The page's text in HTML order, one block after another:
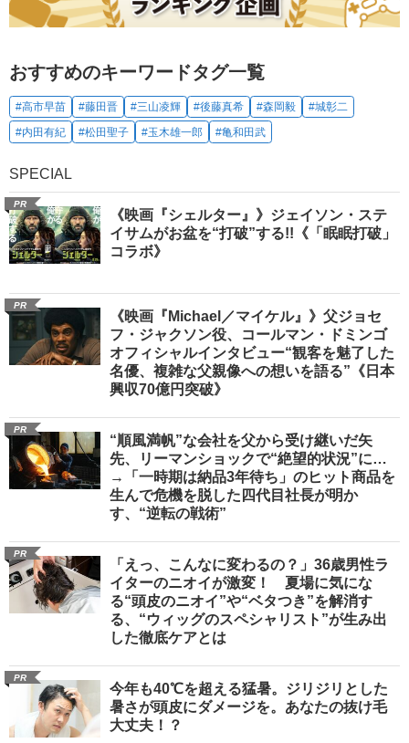
おすすめのキーワードタグ一覧
#高市早苗 #藤田晋 #三山凌輝 #後藤真希 #森岡毅
#城彰二
#内田有紀
#松田聖子 #玉木雄一郎 #亀和田武
SPECIAL
PR
《映画『シェルター』》ジェイソン・ステ
イサムがお盆を“打破”する!!《「眠眠打破」
コラボ》
PR
《映画『Michael／マイケル』》父ジョセ
フ・ジャクソン役、コールマン・ドミンゴ
オフィシャルインタビュー“観客を魅了した
名優、複雑な父親像への想いを語る”《日本
興収70億円突破》
PR
“順風満帆”な会社を父から受け継いだ矢
先、リーマンショックで“絶望的状況”に…
→「一時期は納品3年待ち」のヒット商品を
生んで危機を脱した四代目社長が明か
す、“逆転の戦術”
PR
「えっ、こんなに変わるの？」36歳男性ラ
イターのニオイが激変！ 夏場に気にな
る“頭皮のニオイ”や“ベタつき”を解消す
る、“ウィッグのスペシャリスト”が生み出
した徹底ケアとは
PR
今年も40℃を超える猛暑。ジリジリとした
暑さが頭皮にダメージを。あなたの抜け毛
大丈夫！？